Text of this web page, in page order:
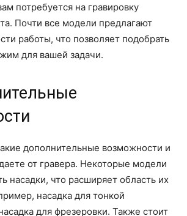
потребуется на гравировку
Почти все модели предлагают
работы, что позволяет подобрать
для вашей задачи.
дополнительные возможности и
от гравера. Некоторые модели
насадки, что расширяет область их
насадка для тонкой
для фрезеровки. Также стоит